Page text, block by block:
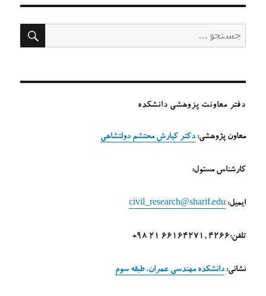
برای:
دفتر معاونت پزوهشی دانشکده
معاون پژوهشی:دکتر کیارش محتشم دولتشاهی
کارشناس مسئول:
ایمیل:civil_research@sharif.edu
تلفن:4266 ,66164271 21 98+
نشانی:دانشکده مهندسی عمران، طبقه سوم